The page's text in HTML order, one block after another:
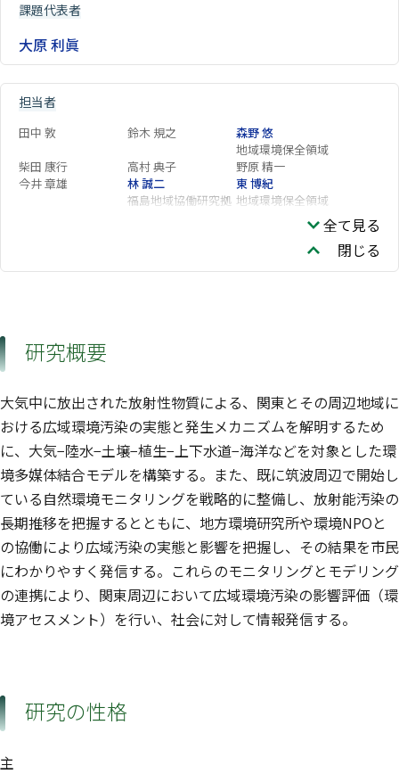
課題代表者
大原 利眞
担当者
田中 敦 鈴木 規之
森野 悠
地域環境保全領域
柴田 康行
高村 典子
野原 精一
今井 章雄
林 誠二
福島地域協働研究拠
東 博紀
地域環境保全領域
域
環境リスク・健康領
域
全て見る
閉じる
研究概要
大気中に放出された放射性物質による、関東とその周辺地域に
おける広域環境汚染の実態と発生メカニズムを解明するため
に、大気−陸水−土壌−植生−上下水道−海洋などを対象とした環
境多媒体結合モデルを構築する。また、既に筑波周辺で開始し
ている自然環境モニタリングを戦略的に整備し、放射能汚染の
長期推移を把握するとともに、地方環境研究所や環境NPOと
の協働により広域汚染の実態と影響を把握し、その結果を市民
にわかりやすく発信する。これらのモニタリングとモデリング
の連携により、関東周辺において広域環境汚染の影響評価（環
境アセスメント）を行い、社会に対して情報発信する。
研究の性格
主